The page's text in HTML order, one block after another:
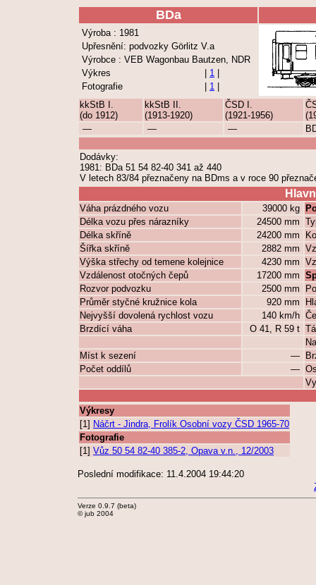
BDa
Výroba : 1981
Upřesnění: podvozky Görlitz V.a
Výrobce : VEB Wagonbau Bautzen, NDR
Výkres
1
Fotografie
1
kkStB I.
(do 1912)
kkStB II.
(1913-1920)
ČSD I.
(1921-1956)
—
— —
Dodávky:
1981: BDa 51 54 82-40 341 až 440
V letech 83/84 přeznačeny na BDms a v roce 90
Váha prázdného vozu 39000 kg
Délka vozu přes nárazníky
24500 mm
Délka skříně
24200 mm
Šířka skříně
2882 mm
Výška střechy od temene kolejnice
4230 mm
Vzdálenost otočných čepů
17200 mm
Rozvor podvozku
2500 mm
Průměr styčné kružnice kola
920 mm
Nejvyšší dovolená rychlost vozu
140 km/h
Brzdící váha
O 41, R 59 t
Míst k sezení
—
Počet oddílů
—
Výkresy
[1] Náčrt - Jindra, Frolík Osobní vozy ČSD 1965-70
Fotografie
[1] Vůz 50 54 82-40 385-2, Opava v.n., 12/2003
Poslední modifikace: 11.4.2004 19:44:20
Verze 0.9.7 (beta)
© jub 2004